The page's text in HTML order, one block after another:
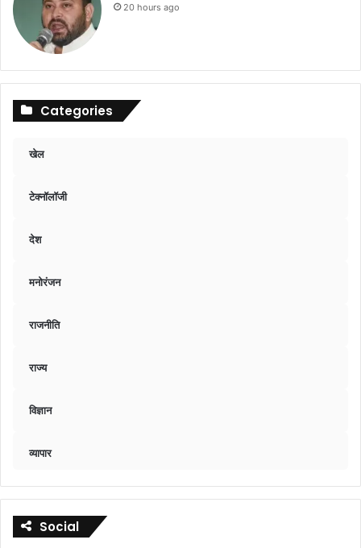
20 hours ago
Categories
खेल
टेक्नॉलॉजी
देश
मनोरंजन
राजनीति
राज्य
विज्ञान
व्यापार
Social